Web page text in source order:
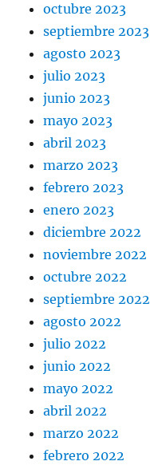
octubre 2023
septiembre 2023
agosto 2023
julio 2023
junio 2023
mayo 2023
abril 2023
marzo 2023
febrero 2023
enero 2023
diciembre 2022
noviembre 2022
octubre 2022
septiembre 2022
agosto 2022
julio 2022
junio 2022
mayo 2022
abril 2022
marzo 2022
febrero 2022